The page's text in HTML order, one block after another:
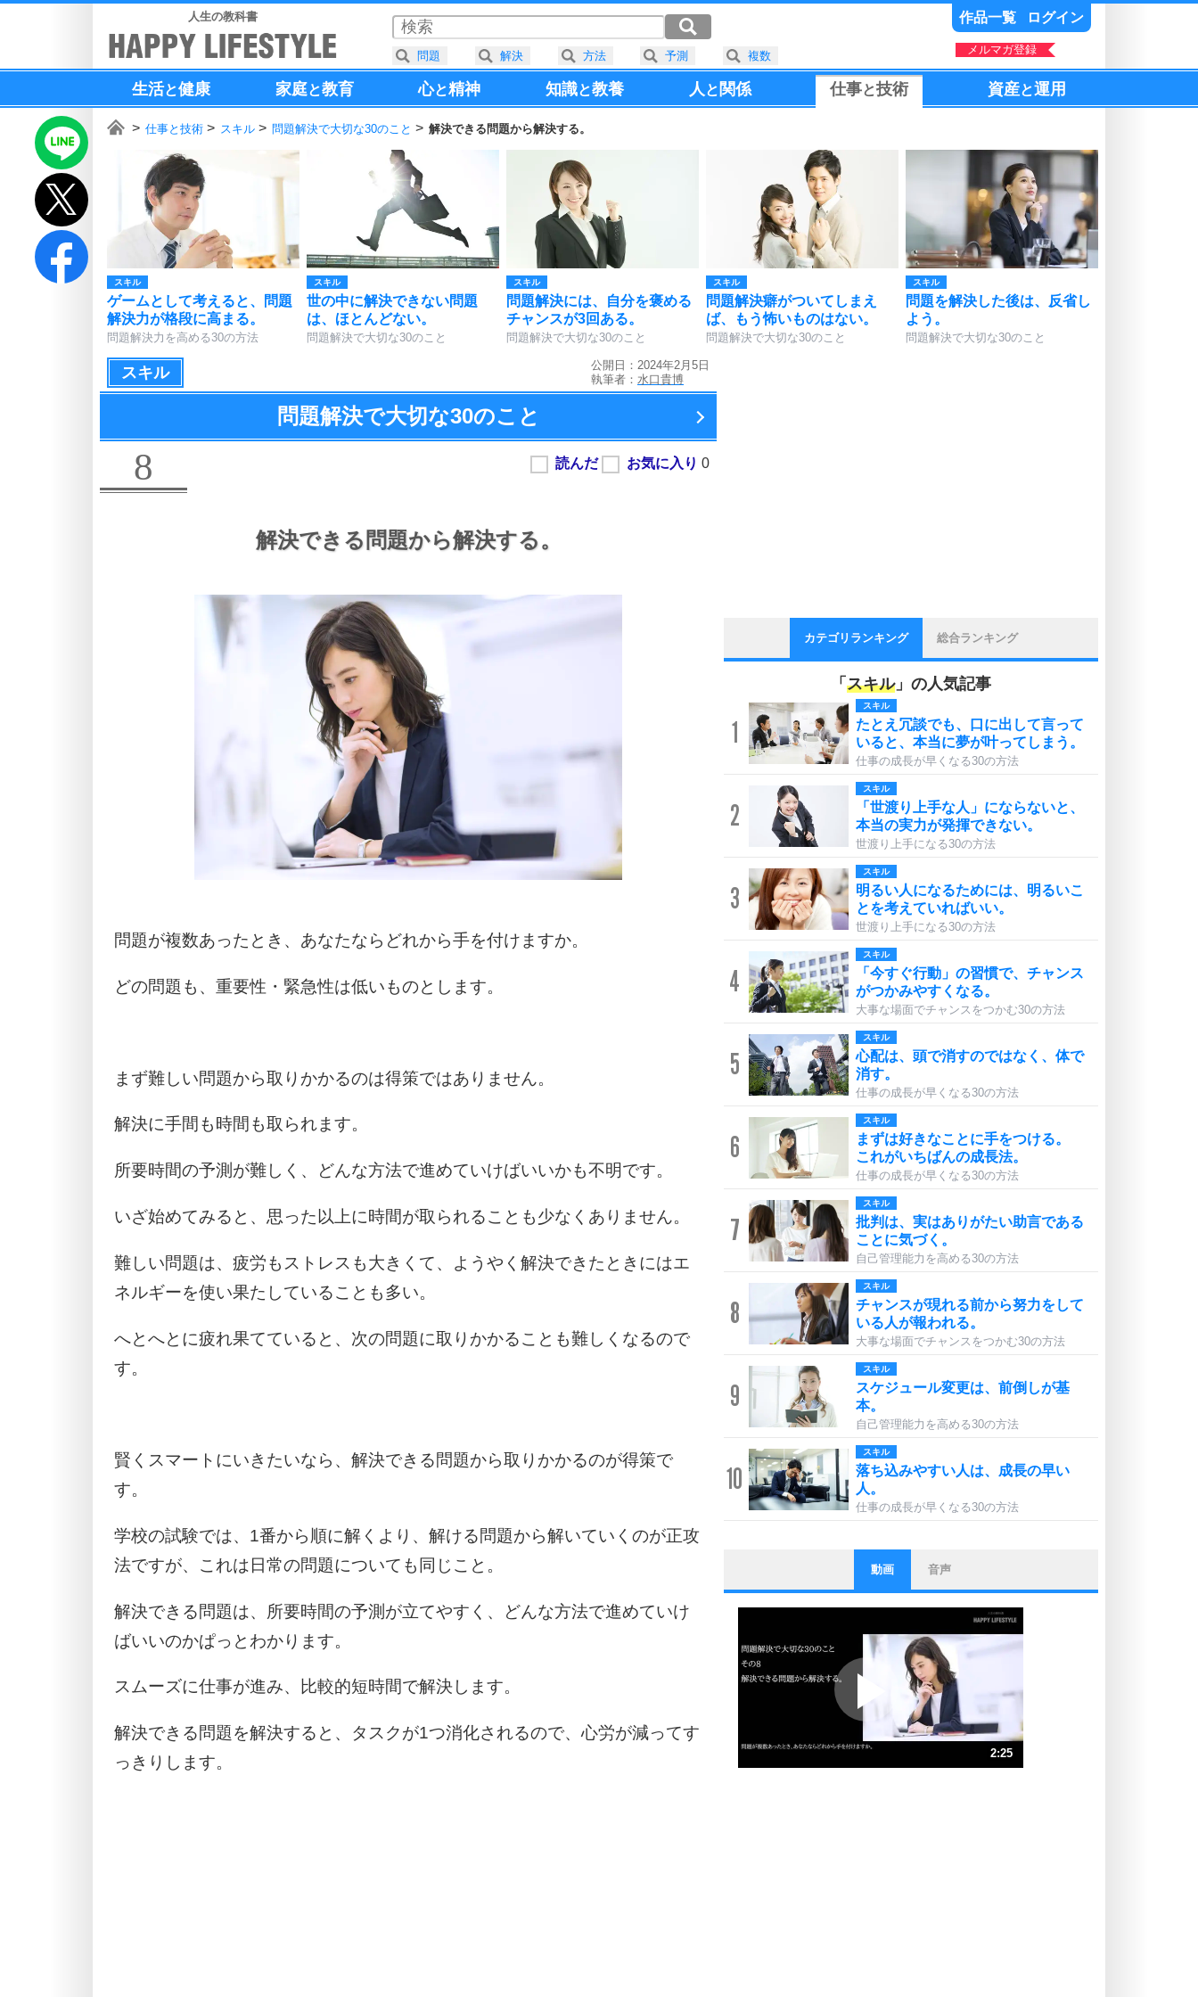
人生の教科書 作品一覧 ログイン
メルマガ登録
生活と健康 家庭と教育 心と精神 知識と教養 人と 関係 仕事と技術 資産と運用
仕事と技術 スキル 問題解決で大切な30のこと 解決できる問題から解決する。
スキル
ゲームとして考えると、問題
解決力が格段に高まる。
問題解決力を高める30の方法
スキル
世の中に解決できない問題
は、ほとんどない。
問題解決で大切な30のこと
スキル
問題解決には、自分を褒める
チャンスが3回ある。
問題解決で大切な30のこと
スキル
問題解決癖がついてしまえ
ば、もう怖いものはない。
問題解決で大切な30のこと
スキル
問題を解決した後は、反省し
よう。
問題解決で大切な30のこと
スキル
公開日：2024年2月5日
執筆者： 水口貴博
問題解決で大切な30のこと
8
解決できる問題から解決する。
問題が複数あったとき、あなたならどれから手を付けますか。
どの問題も、重要性・緊急性は低いものとします。
まず難しい問題から取りかかるのは得策ではありません。
解決に手間も時間も取られます。
所要時間の予測が難しく、どんな方法で進めていけばいいかも不明です。
いざ始めてみると、思った以上に時間が取られることも少なくありません。
難しい問題は、疲労もストレスも大きくて、ようやく解決できたときにはエ
ネルギーを使い果たしていることも多い。
へとへとに疲れ果てていると、次の問題に取りかかることも難しくなるので
す。
賢くスマートにいきたいなら、解決できる問題から取りかかるのが得策で
す。
学校の試験では、1番から順に解くより、解ける問題から解いていくのが正攻
法ですが、これは日常の問題についても同じこと。
解決できる問題は、所要時間の予測が立てやすく、どんな方法で進めていけ
ばいいのかぱっとわかります。
スムーズに仕事が進み、比較的短時間で解決します。
解決できる問題を解決すると、タスクが1つ消化されるので、心労が減ってす
っきりします。
カテゴリランキング 総合ランキング
「 スキル」の人気記事
1
スキル
たとえ冗談でも、口に出して言って
いると、本当に夢が叶ってしまう。
仕事の成長が早くなる30の方法
2
スキル
「世渡り上手な人」にならないと、
本当の実力が発揮できない。
世渡り上手になる30の方法
3
スキル
明るい人になるためには、明るいこ
とを考えていればいい。
世渡り上手になる30の方法
4
スキル
「今すぐ行動」の習慣で、チャンス
がつかみやすくなる。
大事な場面でチャンスをつかむ30の方法
5
スキル
心配は、頭で消すのではなく、体で
消す。
仕事の成長が早くなる30の方法
6
スキル
まずは好きなことに手をつける。
これがいちばんの成長法。
仕事の成長が早くなる30の方法
7
スキル
批判は、実はありがたい助言である
ことに気づく。
自己管理能力を高める30の方法
8
スキル
チャンスが現れる前から努力をして
いる人が報われる。
大事な場面でチャンスをつかむ30の方法
9
スキル
スケジュール変更は、前倒しが基
本。
自己管理能力を高める30の方法
10
スキル
落ち込みやすい人は、成長の早い
人。
仕事の成長が早くなる30の方法
1
ストレス対策
他人と比べない。
いっそのこと、他人を見ない。
プラス思考
ポジティブになれない原因は、行動
しないから。
ポジティブ思考になる30の方法
3
ストレス対策
動画 音声
2:25
問題 解決 方法 予測 複数